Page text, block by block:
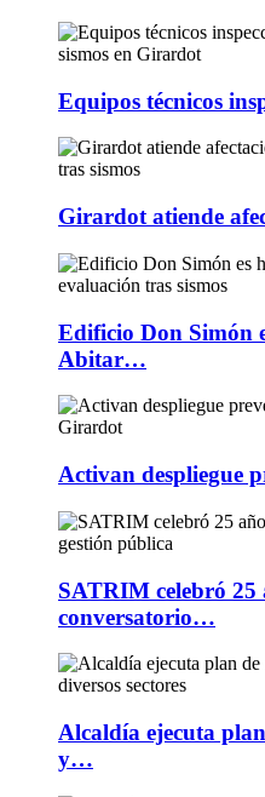
Equipos técnicos
Girardot atiende
Edificio Don Simón
Abitar…
Activan despliegue
SATRIM celebró 25
conversatorio…
Alcaldía ejecuta
y…